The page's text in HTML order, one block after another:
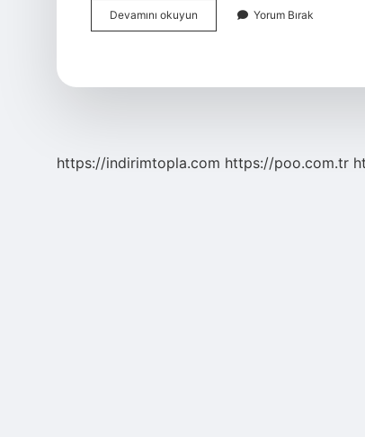
Devamını okuyun Balinalar
Nasıl
Yorum Bırak
https://indirimtopla.com https://poo.com.tr